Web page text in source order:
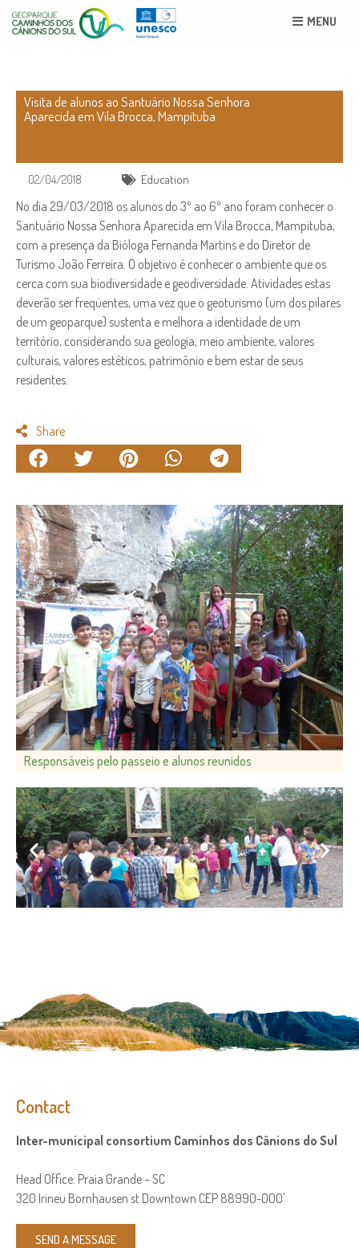
MENU
Visita de alunos ao Santuário Nossa Senhora
Aparecida em Vila Brocca, Mampituba
02/04/2018 Education
No dia 29/03/2018 os alunos do 3º ao 6º ano foram conhecer o
Santuário Nossa Senhora Aparecida em Vila Brocca, Mampituba,
com a presença da Bióloga Fernanda Martins e do Diretor de
Turismo João Ferreira. O objetivo é conhecer o ambiente que os
cerca com sua biodiversidade e geodiversidade. Atividades estas
deverão ser freqüentes, uma vez que o geoturismo (um dos pilares
de um geoparque) sustenta e melhora a identidade de um
território, considerando sua geologia, meio ambiente, valores
culturais, valores estéticos, patrimônio e bem estar de seus
residentes.
Share
Responsáveis pelo passeio e alunos reunidos
Contact
Inter-municipal consortium Caminhos dos Cânions do Sul
Head Office: Praia Grande – SC
320 Irineu Bornhausen st Downtown CEP 88990-000'
SEND A MESSAGE